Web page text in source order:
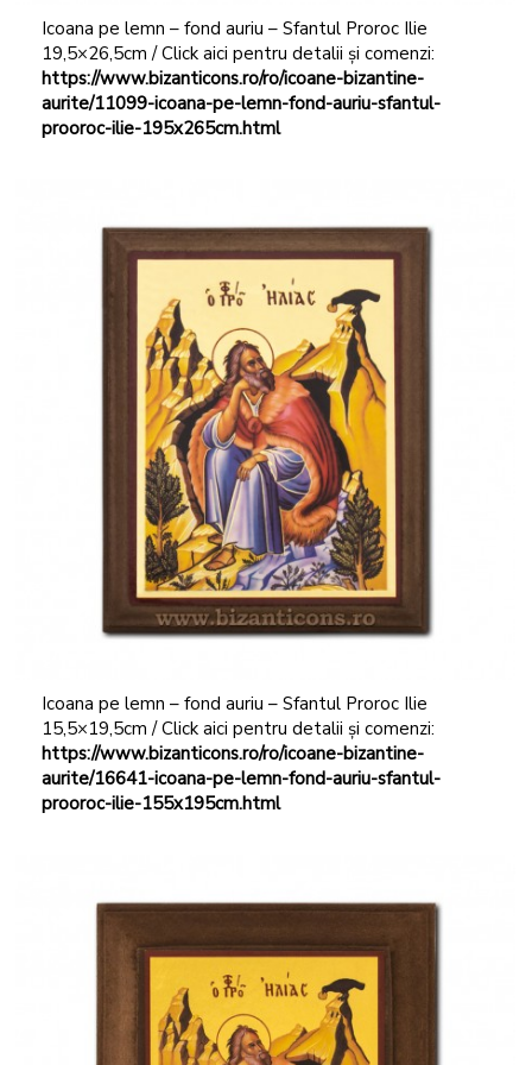
Icoana pe lemn – fond auriu – Sfantul Proroc Ilie
19,5×26,5cm / Click aici pentru detalii și comenzi:
https://www.bizanticons.ro/ro/icoane-bizantine-
aurite/11099-icoana-pe-lemn-fond-auriu-sfantul-
prooroc-ilie-195x265cm.html
Icoana pe lemn – fond auriu – Sfantul Proroc Ilie
15,5×19,5cm / Click aici pentru detalii și comenzi:
https://www.bizanticons.ro/ro/icoane-bizantine-
aurite/16641-icoana-pe-lemn-fond-auriu-sfantul-
prooroc-ilie-155x195cm.html